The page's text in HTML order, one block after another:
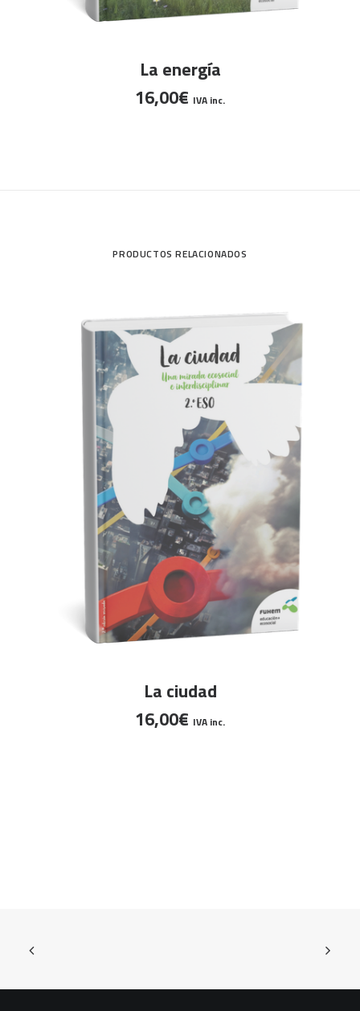
AÑADIR AL CARRITO
La energía
16,00€ IVA inc.
PRODUCTOS RELACIONADOS
AÑADIR AL CARRITO
La ciudad
16,00€ IVA inc.